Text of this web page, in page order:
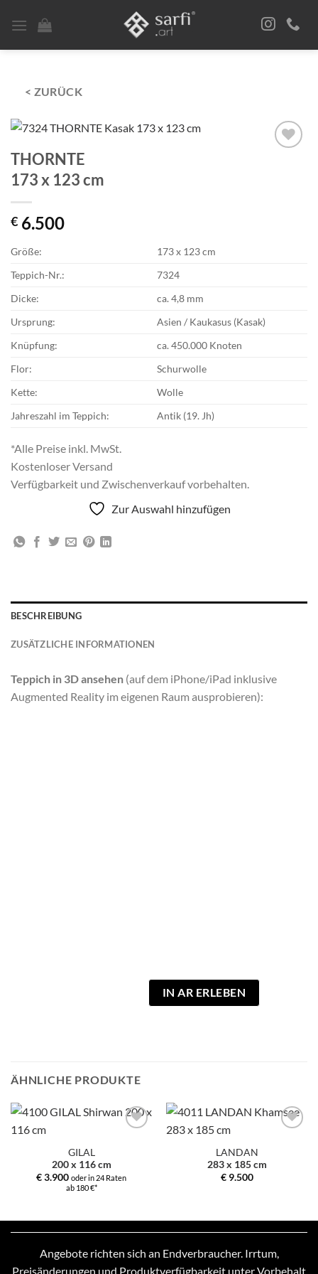
Inhalt
< ZURÜCK
THORNTE
173 x 123 cm
€ 6.500
Größe:
173 x 123 cm
Teppich-Nr.:
7324
Dicke:
ca. 4,8 mm
Ursprung:
Asien / Kaukasus (Kasak)
Knüpfung:
ca. 450.000 Knoten
Flor:
Schurwolle
Kette:
Wolle
Jahreszahl im Teppich:
Antik (19. Jh)
*Alle Preise inkl. MwSt.
Kostenloser Versand
Verfügbarkeit und Zwischenverkauf vorbehalten.
Zur Auswahl hinzufügen
BESCHREIBUNG
ZUSÄTZLICHE INFORMATIONEN
Teppich in 3D ansehen (auf dem iPhone/iPad inklusive
Augmented Reality im eigenen Raum ausprobieren):
IN AR ERLEBEN
ÄHNLICHE PRODUKTE
GILAL
200 x 116 cm
€3.900 oder in 24 Raten
ab 180 €*
LANDAN
283 x 185 cm
€9.500
Angebote richten sich an Endverbraucher. Irrtum,
Preisänderungen und Produktverfügbarkeit unter Vorbehalt